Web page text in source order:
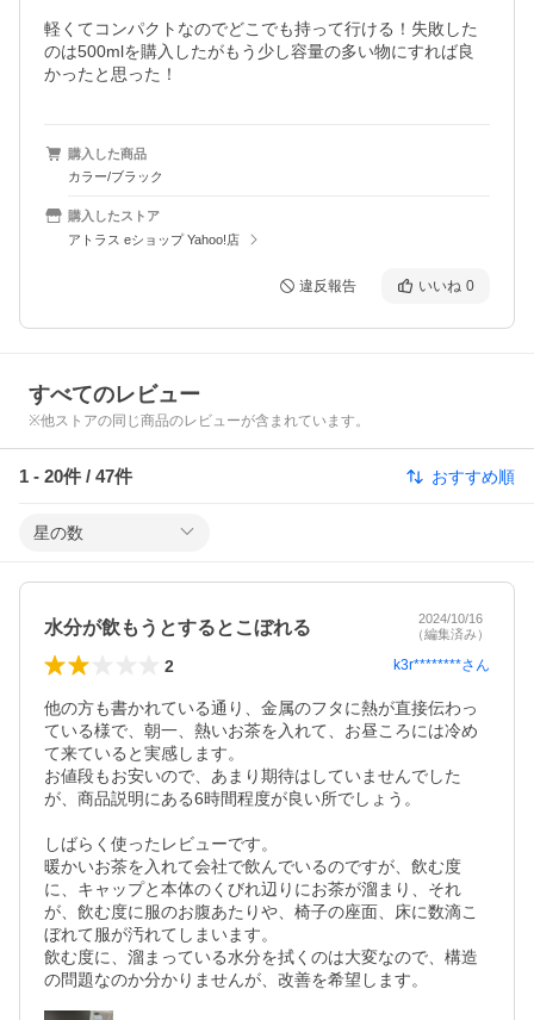
軽くてコンパクトなのでどこでも持って行ける！失敗した
のは500mlを購入したがもう少し容量の多い物にすれば良
かったと思った！
購入した商品
カラー/ブラック
購入したストア
アトラス eショップ Yahoo!店
違反報告 いいね 0
すべてのレビュー
※他ストアの同じ商品のレビューが含まれています。
1 - 20件 / 47件 おすすめ順
星の数
水分が飲もうとするとこぼれる
2024/10/16
（編集済み）
2 k3r********さん
他の方も書かれている通り、金属のフタに熱が直接伝わっ
ている様で、朝一、熱いお茶を入れて、お昼ころには冷め
て来ていると実感します。
お値段もお安いので、あまり期待はしていませんでした
が、商品説明にある6時間程度が良い所でしょう。
しばらく使ったレビューです。
暖かいお茶を入れて会社で飲んでいるのですが、飲む度
に、キャップと本体のくびれ辺りにお茶が溜まり、それ
が、飲む度に服のお腹あたりや、椅子の座面、床に数滴こ
ぼれて服が汚れてしまいます。
飲む度に、溜まっている水分を拭くのは大変なので、構造
の問題なのか分かりませんが、改善を希望します。